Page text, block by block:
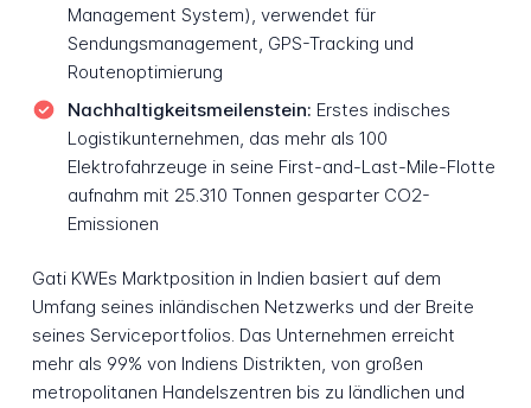
Management System), verwendet für
Sendungsmanagement, GPS-Tracking und
Routenoptimierung
Nachhaltigkeitsmeilenstein: Erstes indisches
Logistikunternehmen, das mehr als 100
Elektrofahrzeuge in seine First-and-Last-Mile-Flotte
aufnahm mit 25.310 Tonnen gesparter CO2-
Emissionen
Gati KWEs Marktposition in Indien basiert auf dem
Umfang seines inländischen Netzwerks und der Breite
seines Serviceportfolios. Das Unternehmen erreicht
mehr als 99% von Indiens Distrikten, von großen
metropolitanen Handelszentren bis zu ländlichen und